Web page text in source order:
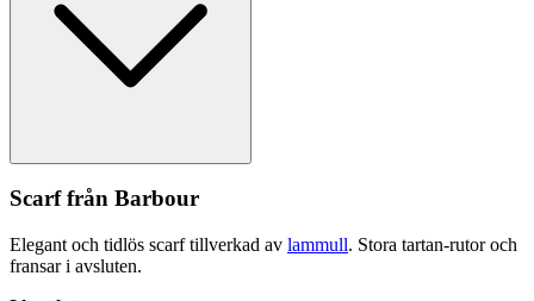
Scarf från Barbour
Elegant och tidlös scarf tillverkad av lammull. Stora tartan-rutor och
fransar i avsluten.